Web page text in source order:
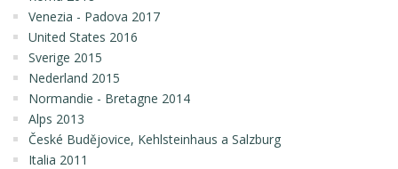
Venezia - Padova 2017
United States 2016
Sverige 2015
Nederland 2015
Normandie - Bretagne 2014
Alps 2013
České Budějovice, Kehlsteinhaus a Salzburg
Italia 2011